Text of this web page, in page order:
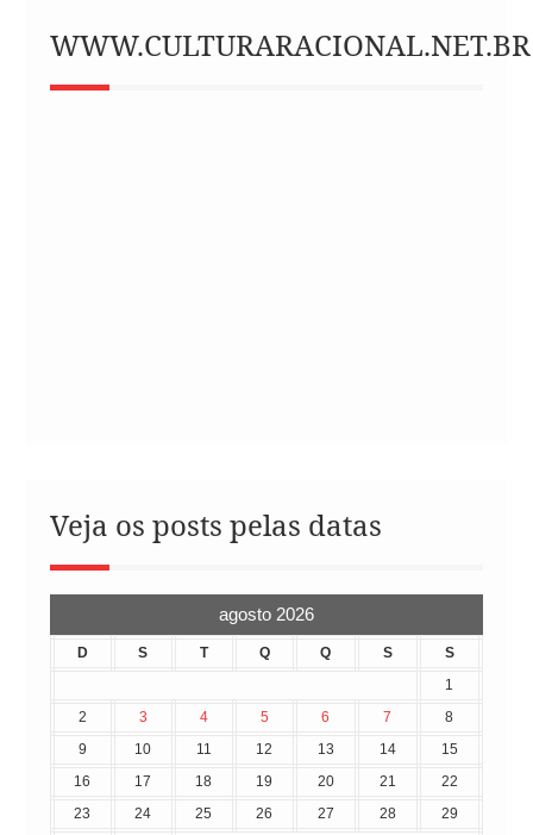
WWW.CULTURARACIONAL.NET.BR
Veja os posts pelas datas
agosto 2026
D S T Q Q S
S
1
2
3 4 5 6 7
8
9
10 11 12 13 14
15
16
17 18 19 20 21
22
23
24 25 26 27 28
29